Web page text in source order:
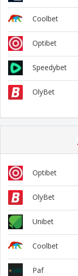
Coolbet
Optibet
Speedybet
OlyBet
Optibet
OlyBet
Unibet
Coolbet
Paf